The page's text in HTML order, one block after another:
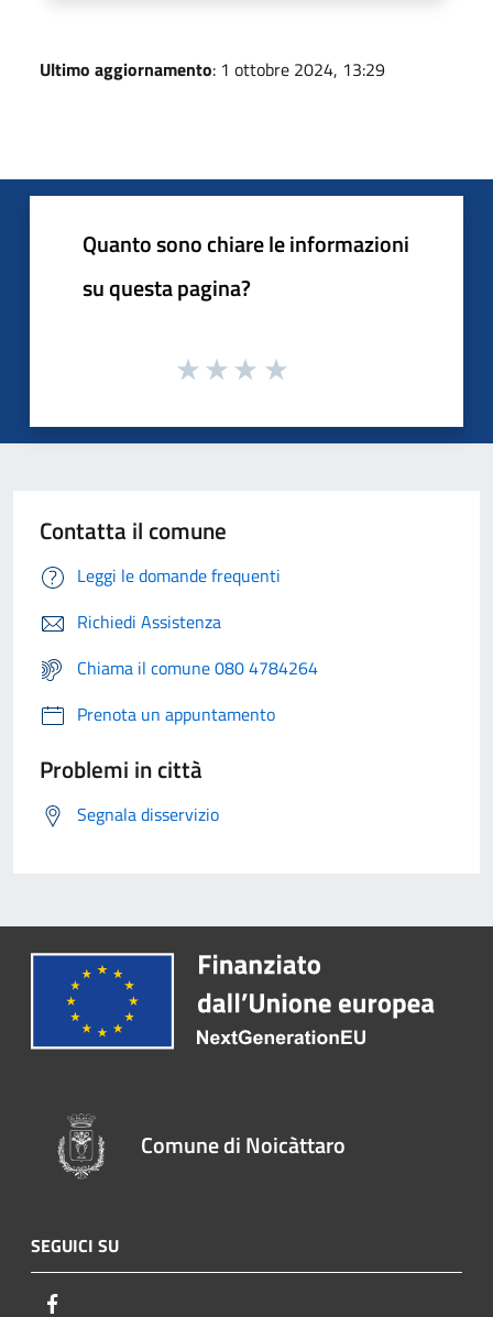
Ultimo aggiornamento: 1 ottobre 2024, 13:29
Quanto sono chiare le informazioni
su questa pagina?
Contatta il comune
Leggi le domande frequenti
Richiedi Assistenza
Chiama il comune 080 4784264
Prenota un appuntamento
Problemi in città
Segnala disservizio
Comune di Noicàttaro
SEGUICI SU